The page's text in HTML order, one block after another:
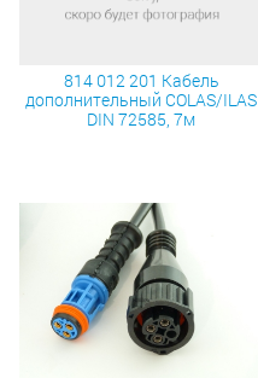
814 012 201 Кабель
дополнительный COLAS/ILAS
DIN 72585, 7м